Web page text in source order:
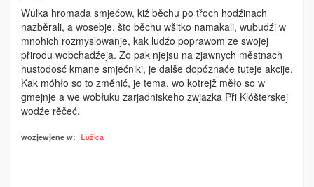
Wulka hromada smjećow, kiž běchu po třoch hodźinach
nazběrali, a wosebje, što běchu wšitko namakali, wubudźi w
mnohich rozmyslowanje, kak ludźo poprawom ze swojej
přirodu wobchadźeja. Zo pak njejsu na zjawnych městnach
hustodosć kmane smjećniki, je dalše ­dopóznaće tuteje akcije.
Kak móhło so to změnić, je tema, wo kotrejž měło so w
gmejnje a we wobłuku zarjadniskeho zwjazka Při Klóšterskej
wodźe rěčeć.
wozjewjene w: Łužica